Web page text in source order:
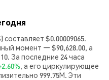
$0.00009065.
момент — $90,628.00, а
За последние 24 часа
, а его циркулирующее
999.75M. Эти